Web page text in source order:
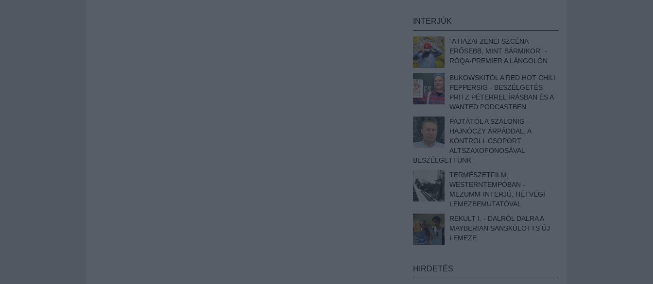
INTERJÚK
“A HAZAI ZENEI SZCÉNA
ERŐSEBB, MINT BÁRMIKOR” -
RÓQA-PREMIER A LÁNGOLÓN
BUKOWSKITÓL A RED HOT CHILI
PEPPERSIG - BESZÉLGETÉS
PRITZ PÉTERREL ÍRÁSBAN ÉS A
WANTED PODCASTBEN
PAJTÁTÓL A SZALONIG –
HAJNÓCZY ÁRPÁDDAL, A
KONTROLL CSOPORT
ALTSZAXOFONOSÁVAL
BESZÉLGETTÜNK
TERMÉSZETFILM,
WESTERNTEMPÓBAN -
MEZUMM-INTERJÚ, HÉTVÉGI
LEMEZBEMUTATÓVAL
REKULT I. - DALRÓL DALRA A
MAYBERIAN SANSKÜLOTTS ÚJ
LEMEZE
HIRDETÉS